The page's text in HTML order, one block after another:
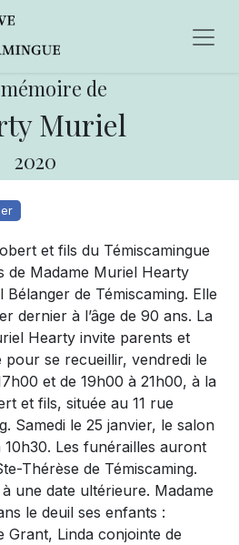
de
Muriel
2020
et fils du Témiscamingue
de Madame Muriel Hearty
de Témiscaming. Elle
dernier à l’âge de 90 ans. La
Hearty invite parents et
pour se recueillir, vendredi le
et de 19h00 à 21h00, à la
et fils, située au 11 rue
Samedi le 25 janvier, le salon
Les funérailles auront
Thérèse de Témiscaming.
une date ultérieure. Madame
le deuil ses enfants :
Grant, Linda conjointe de